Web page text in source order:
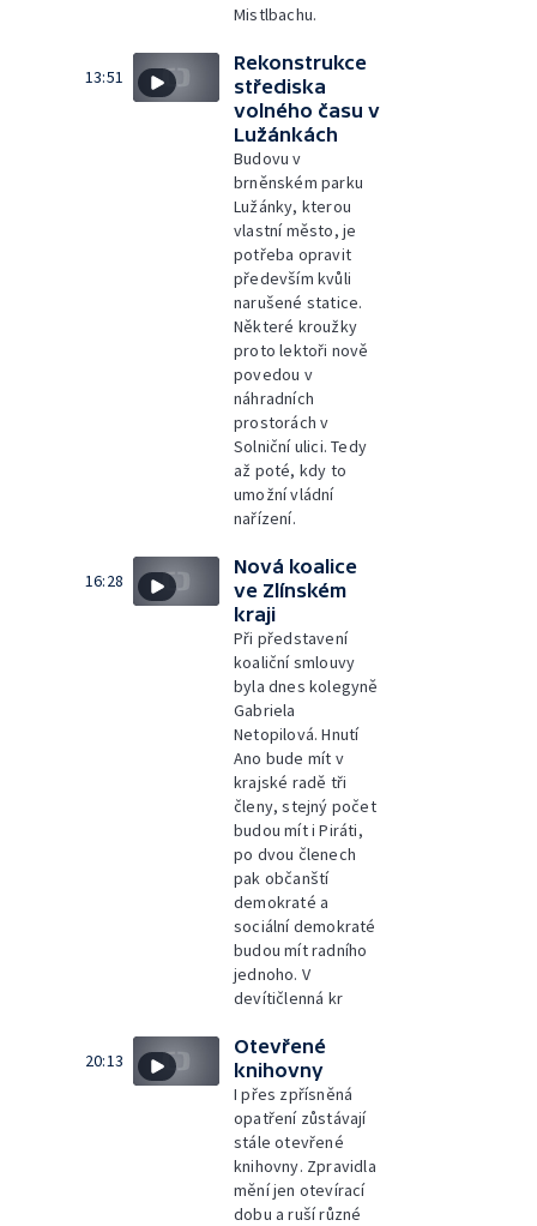
Mistlbachu.
13:51
Rekonstrukce
střediska
volného času v
Lužánkách
Budovu v
brněnském parku
Lužánky, kterou
vlastní město, je
potřeba opravit
především kvůli
narušené statice.
Některé kroužky
proto lektoři nově
povedou v
náhradních
prostorách v
Solniční ulici. Tedy
až poté, kdy to
umožní vládní
nařízení.
16:28
Nová koalice
ve Zlínském
kraji
Při představení
koaliční smlouvy
byla dnes kolegyně
Gabriela
Netopilová. Hnutí
Ano bude mít v
krajské radě tři
členy, stejný počet
budou mít i Piráti,
po dvou členech
pak občanští
demokraté a
sociální demokraté
budou mít radního
jednoho. V
devítičlenná kr
20:13
Otevřené
knihovny
I přes zpřísněná
opatření zůstávají
stále otevřené
knihovny. Zpravidla
mění jen otevírací
dobu a ruší různé